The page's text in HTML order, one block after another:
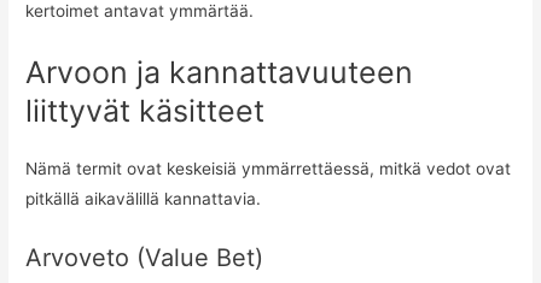
kertoimet antavat ymmärtää.
Arvoon ja kannattavuuteen
liittyvät käsitteet
Nämä termit ovat keskeisiä ymmärrettäessä, mitkä vedot ovat
pitkällä aikavälillä kannattavia.
Arvoveto (Value Bet)